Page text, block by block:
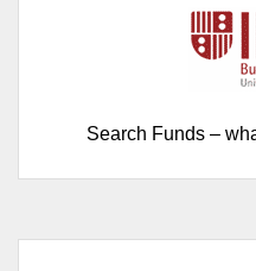
Search Funds –